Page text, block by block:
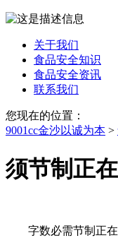
关于我们
食品安全知识
食品安全资讯
联系我们
您现在的位置：
9001cc金沙以诚为本 >
须节制正
字数必需节制正在